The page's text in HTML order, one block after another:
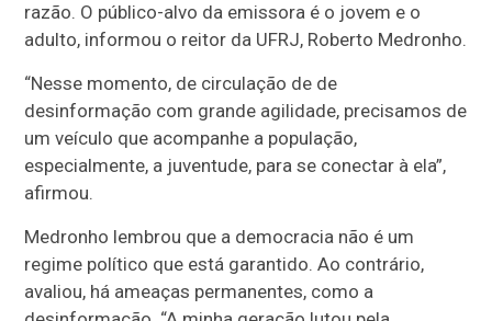
razão. O público-alvo da emissora é o jovem e o
adulto, informou o reitor da UFRJ, Roberto Medronho.
“Nesse momento, de circulação de de
desinformação com grande agilidade, precisamos de
um veículo que acompanhe a população,
especialmente, a juventude, para se conectar à ela”,
afirmou.
Medronho lembrou que a democracia não é um
regime político que está garantido. Ao contrário,
avaliou, há ameaças permanentes, como a